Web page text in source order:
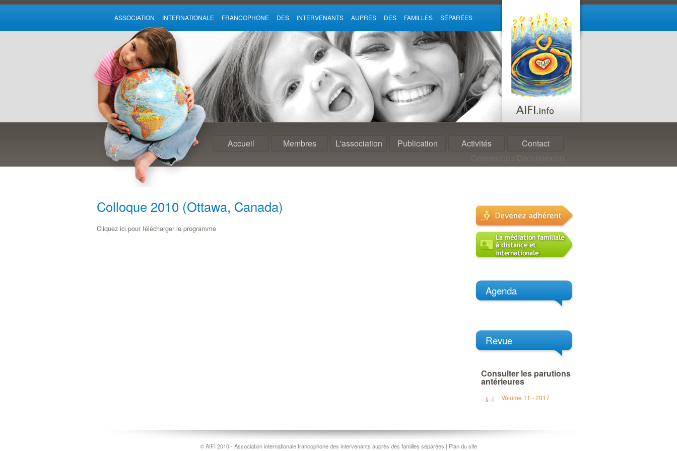
ASSOCIATION INTERNATIONALE FRANCOPHONE DES INTERVENANTS AUPRÈS DES FAMILLES SÉPARÉES
Accueil Membres L'association Publication Activités
Contact
Colloque 2010 (Ottawa, Canada)
Cliquez ici pour télécharger le programme
Agenda
Revue
Consulter les parutions
antérieures
Volume 11 - 2017
© AIFI 2010 - Association internationale francophone des intervenants auprès des familles séparées | Plan du site